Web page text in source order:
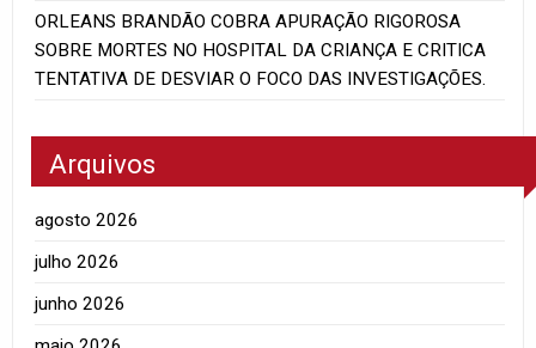
ORLEANS BRANDÃO COBRA APURAÇÃO RIGOROSA
SOBRE MORTES NO HOSPITAL DA CRIANÇA E CRITICA
TENTATIVA DE DESVIAR O FOCO DAS INVESTIGAÇÕES.
Arquivos
agosto 2026
julho 2026
junho 2026